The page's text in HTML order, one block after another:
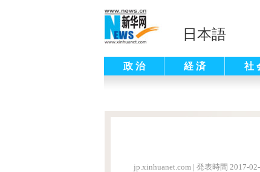
日本語
政 治 経 済 社
jp.xinhuanet.com | 発表時間 2017-